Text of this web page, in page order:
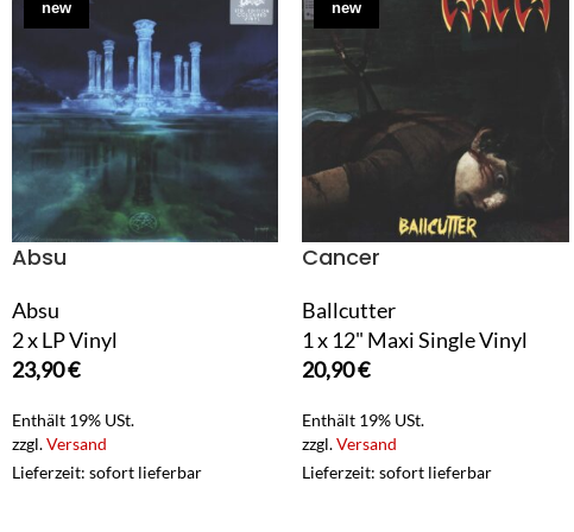
new
Absu
Absu
2 x LP Vinyl
23,90€
Enthält 19% USt.
zzgl.Versand
Lieferzeit: sofort lieferbar
new
Cancer
Ballcutter
1 x 12" Maxi Single Vinyl
20,90€
Enthält 19% USt.
zzgl.Versand
Lieferzeit: sofort lieferbar